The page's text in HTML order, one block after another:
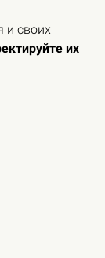
и своих
их